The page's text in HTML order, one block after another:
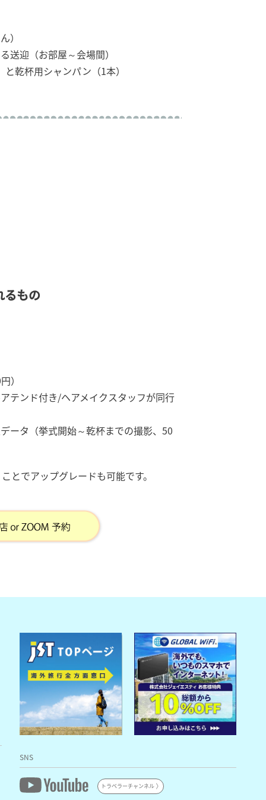
）
送迎（お部屋～会場間）
乾杯用シャンパン（1本）
るもの
）
テンド付き/ヘアメイクスタッフが同行
ータ（挙式開始～乾杯までの撮影、50
とでアップグレードも可能です。
SNS
トラベラーチャンネル